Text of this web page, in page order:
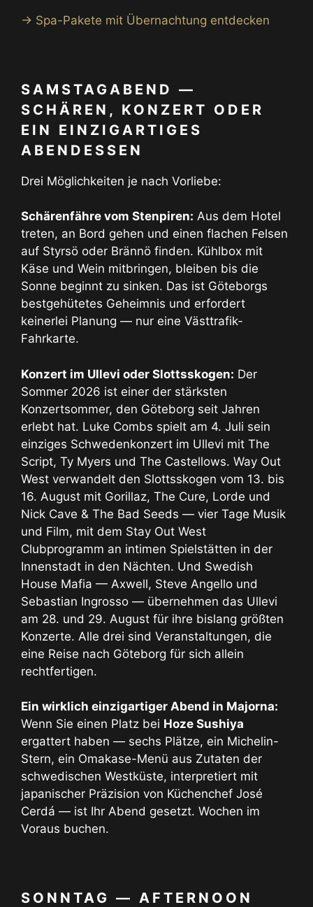
→ Spa-Pakete mit Übernachtung entdecken
SAMSTAGABEND —
SCHÄREN, KONZERT ODER
EIN EINZIGARTIGES
ABENDESSEN
Drei Möglichkeiten je nach Vorliebe:
Schärenfähre vom Stenpiren: Aus dem Hotel
treten, an Bord gehen und einen flachen Felsen
auf Styrsö oder Brännö finden. Kühlbox mit
Käse und Wein mitbringen, bleiben bis die
Sonne beginnt zu sinken. Das ist Göteborgs
bestgehütetes Geheimnis und erfordert
keinerlei Planung — nur eine Västtrafik-
Fahrkarte.
Konzert im Ullevi oder Slottsskogen: Der
Sommer 2026 ist einer der stärksten
Konzertsommer, den Göteborg seit Jahren
erlebt hat. Luke Combs spielt am 4. Juli sein
einziges Schwedenkonzert im Ullevi mit The
Script, Ty Myers und The Castellows. Way Out
West verwandelt den Slottsskogen vom 13. bis
16. August mit Gorillaz, The Cure, Lorde und
Nick Cave & The Bad Seeds — vier Tage Musik
und Film, mit dem Stay Out West
Clubprogramm an intimen Spielstätten in der
Innenstadt in den Nächten. Und Swedish
House Mafia — Axwell, Steve Angello und
Sebastian Ingrosso — übernehmen das Ullevi
am 28. und 29. August für ihre bislang größten
Konzerte. Alle drei sind Veranstaltungen, die
eine Reise nach Göteborg für sich allein
rechtfertigen.
Ein wirklich einzigartiger Abend in Majorna:
Wenn Sie einen Platz bei Hoze Sushiya
ergattert haben — sechs Plätze, ein Michelin-
Stern, ein Omakase-Menü aus Zutaten der
schwedischen Westküste, interpretiert mit
japanischer Präzision von Küchenchef José
Cerdá — ist Ihr Abend gesetzt. Wochen im
Voraus buchen.
SONNTAG — AFTERNOON